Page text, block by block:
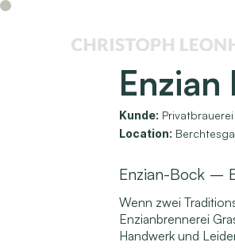
Enzian
Kunde:
Location:
Enzian-Bock –
Wenn zwei
Enzianbrennerei
Handwerk und